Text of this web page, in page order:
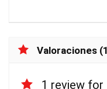
Valoraciones
1 review for